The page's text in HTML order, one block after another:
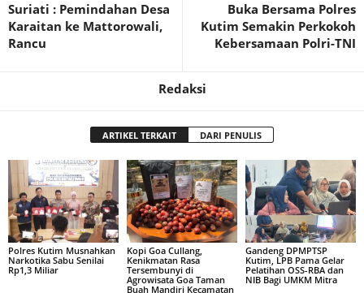
Suriati : Pemindahan Desa
Karaitan ke Mattorowali,
Rancu
Buka Bersama Polres
Kutim Semakin Perkokoh
Kebersamaan Polri-TNI
Redaksi
ARTIKEL TERKAIT DARI PENULIS
Polres Kutim Musnahkan
Narkotika Sabu Senilai
Rp1,3 Miliar
Kopi Goa Cullang,
Kenikmatan Rasa
Tersembunyi di
Agrowisata Goa Taman
Buah Mandiri Kecamatan
Gandeng DPMPTSP
Kutim, LPB Pama Gelar
Pelatihan OSS-RBA dan
NIB Bagi UMKM Mitra